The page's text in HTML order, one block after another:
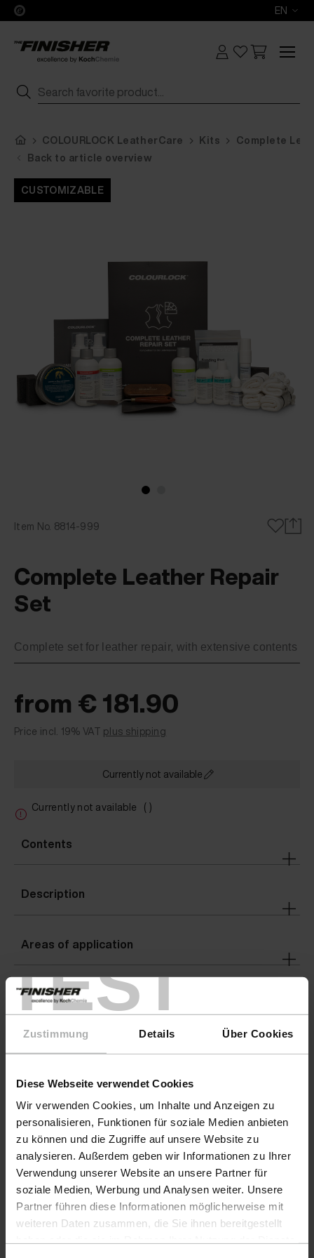
TEST
Zustimmung Details Über Cookies
Diese Webseite verwendet Cookies
Wir verwenden Cookies, um Inhalte und Anzeigen zu
personalisieren, Funktionen für soziale Medien anbieten
zu können und die Zugriffe auf unsere Website zu
analysieren. Außerdem geben wir Informationen zu Ihrer
Verwendung unserer Website an unsere Partner für
soziale Medien, Werbung und Analysen weiter. Unsere
Partner führen diese Informationen möglicherweise mit
weiteren Daten zusammen, die Sie ihnen bereitgestellt
EN
COLOURLOCK LeatherCare Kits
Complete
Back to article overview
CUSTOMIZABLE
CUSTOMIZABLE
Item No. 8814-999
Complete Leather Repair
Set
Complete set for leather repair, with extensive contents
from € 181.90
Price incl. 19% VAT plus shipping
Currently not available
Currently not available ( )
Contents
Description
Areas of application
Instructions for use